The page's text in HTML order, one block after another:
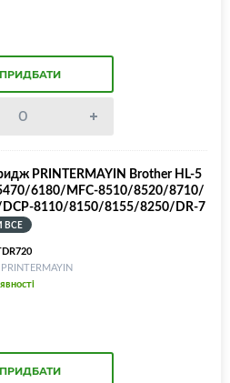
ПРИДБАТИ
PRINTERMAYIN Brother HL-5
6180/MFC-8510/8520/8710/
8110/8150/8155/8250/DR-7
ВСЕ
ПРИДБАТИ